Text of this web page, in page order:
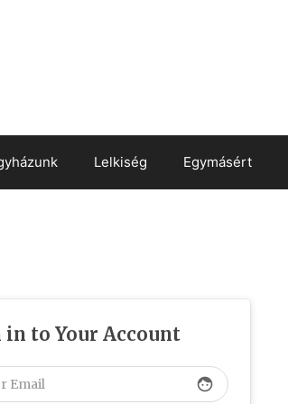
Lelkiség Egymásért
in to Your Account
face